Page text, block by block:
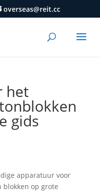
overseas@reit.cc
het
gids
apparatuur voor
op grote